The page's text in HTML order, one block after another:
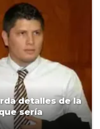
detalles de la
sería